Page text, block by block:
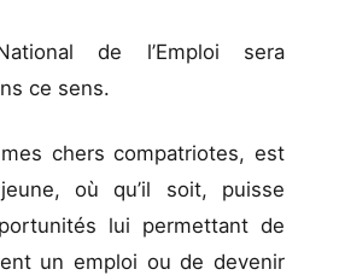
de l’Emploi sera
ce sens.
chers compatriotes, est
où qu’il soit, puisse
lui permettant de
un emploi ou de devenir